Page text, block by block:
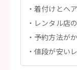
着付けとヘ
レンタル店
予約方法が
値段が安い